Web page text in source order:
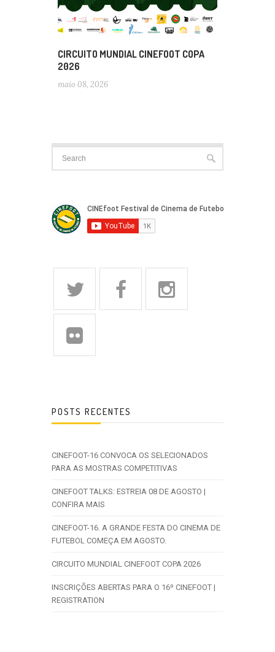
CIRCUITO MUNDIAL CINEFOOT COPA
2026
maio 08, 2026
POSTS RECENTES
CINEFOOT-16 CONVOCA OS SELECIONADOS
PARA AS MOSTRAS COMPETITIVAS
CINEFOOT TALKS: ESTREIA 08 DE AGOSTO |
CONFIRA MAIS
CINEFOOT-16. A GRANDE FESTA DO CINEMA DE
FUTEBOL COMEÇA EM AGOSTO.
CIRCUITO MUNDIAL CINEFOOT COPA 2026
INSCRIÇÕES ABERTAS PARA O 16º CINEFOOT |
REGISTRATION